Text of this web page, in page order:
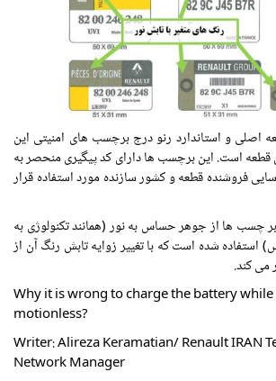
اصلی و استاندارد رنو درج برچسب های امنیتی این
است. این برچسب ها دارای کد پیگیری منحصر به
فروشنده قطعه و کشور سازنده مورد استفاده قرار
چسب ها از جوهر حساس به نور (همانند تکنولوژی به
استفاده شده است که با تغییر زوایه تابش رنگ آن از
می کند.
Why it is wrong to charge the battery while
motionless?
Writer: Alireza Keramatian/ Renault IRAN
Network Manager